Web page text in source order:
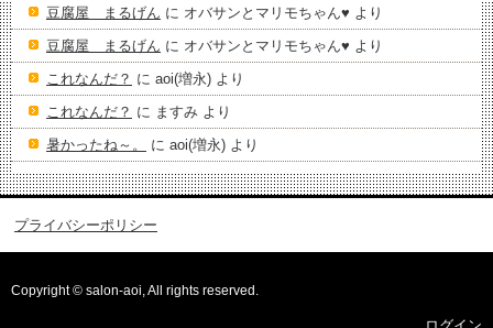
豆腐屋 まるげん に オバサンとマリモちゃん♥️ より
豆腐屋 まるげん に オバサンとマリモちゃん♥️ より
これなんだ？ に aoi(増永) より
これなんだ？ に ますみ より
暑かったね～。
に aoi(増永) より
プライバシーポリシー
Copyright © salon-aoi, All rights reserved.